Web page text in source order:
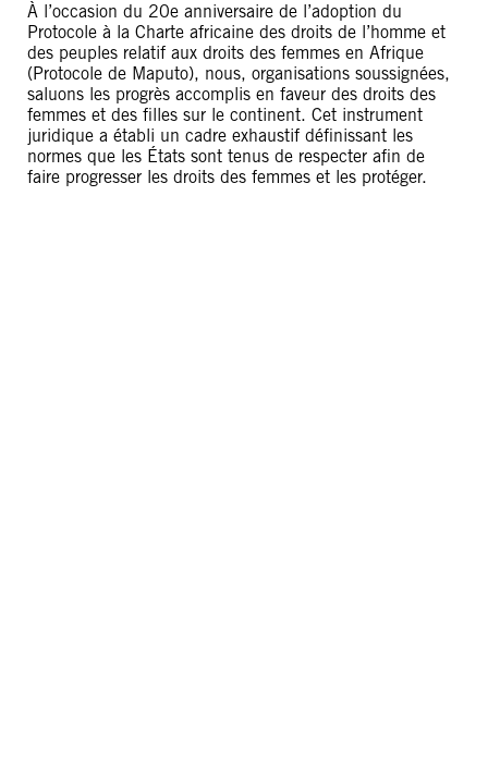
À l’occasion du 20e anniversaire de l’adoption du
Protocole à la Charte africaine des droits de l’homme et
des peuples relatif aux droits des femmes en Afrique
(Protocole de Maputo), nous, organisations soussignées,
saluons les progrès accomplis en faveur des droits des
femmes et des filles sur le continent. Cet instrument
juridique a établi un cadre exhaustif définissant les
normes que les États sont tenus de respecter afin de
faire progresser les droits des femmes et les protéger.